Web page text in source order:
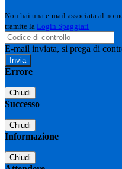
Non hai una e-mail associata al
tramite la Login Spaggiari
E-mail inviata, si prega di
Errore
Chiudi
Successo
Chiudi
Informazione
Chiudi